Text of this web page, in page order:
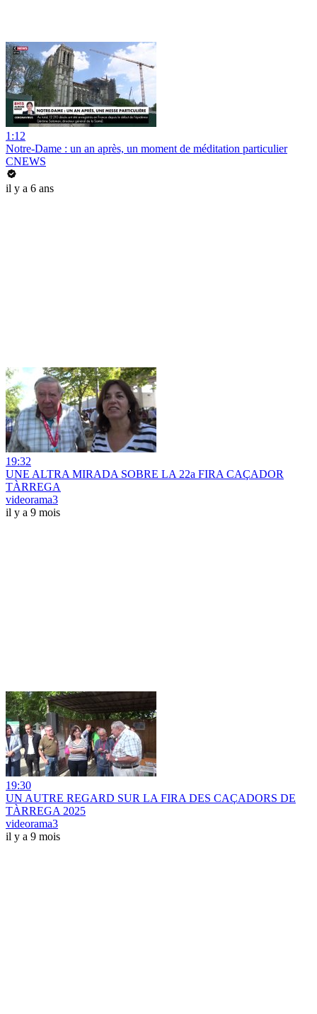
1:12
Notre-Dame : un an après, un moment de méditation particulier
CNEWS
il y a 6 ans
19:32
UNE ALTRA MIRADA SOBRE LA 22a FIRA CAÇADOR
TÀRREGA
videorama3
il y a 9 mois
19:30
UN AUTRE REGARD SUR LA FIRA DES CAÇADORS DE
TÀRREGA 2025
videorama3
il y a 9 mois